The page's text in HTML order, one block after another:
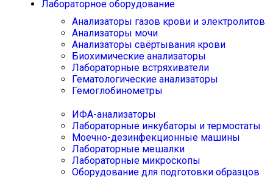
Лабораторное оборудование
Анализаторы газов крови и электролитов
Анализаторы мочи
Анализаторы свёртывания крови
Биохимические анализаторы
Лабораторные встряхиватели
Гематологические анализаторы
Гемоглобинометры
ИФА-анализаторы
Лабораторные инкубаторы и термостаты
Моечно-дезинфекционные машины
Лабораторные мешалки
Лабораторные микроскопы
Оборудование для подготовки образцов